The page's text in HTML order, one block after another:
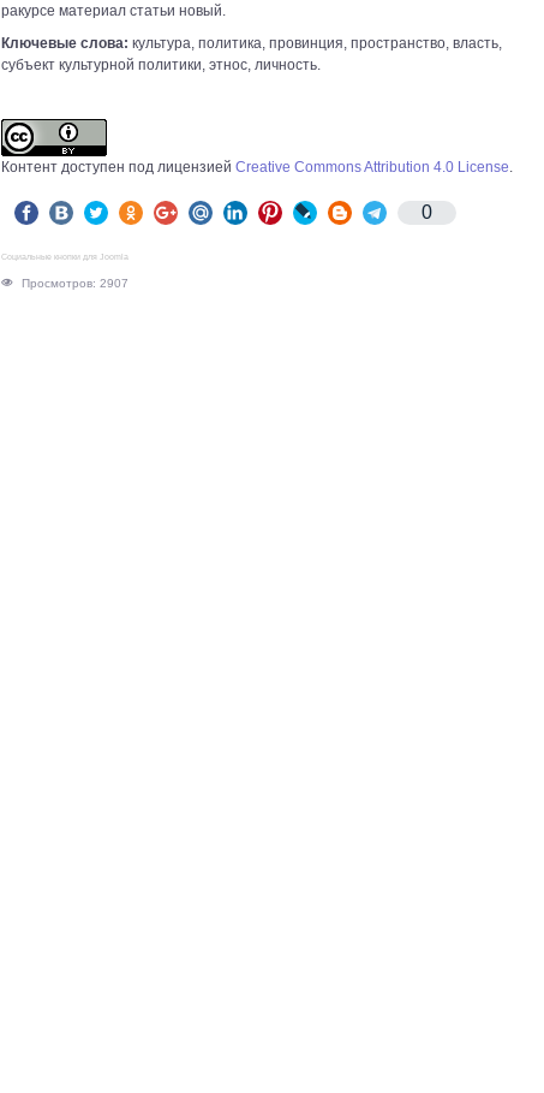
ракурсе материал статьи новый.
Ключевые слова: культура, политика, провинция, пространство, власть,
субъект культурной политики, этнос, личность.
Контент доступен под лицензией Creative Commons Attribution 4.0 License.
0
Социальные кнопки для Joomla
Просмотров: 2907